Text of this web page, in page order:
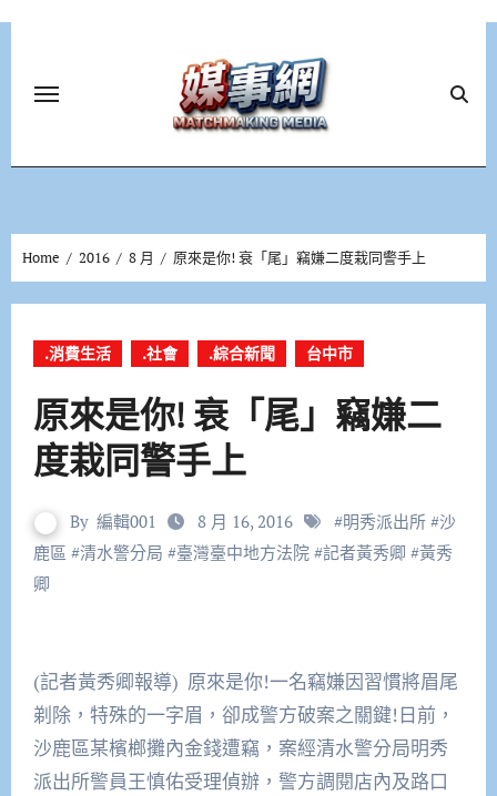
Home 2016 8 月 原來是你! 衰「尾」竊嫌二度栽同警手上
.消費生活 .社會 .綜合新聞 台中市
原來是你! 衰「尾」竊嫌二
度栽同警手上
By 編輯001 8 月 16, 2016 #明秀派出所 #沙
鹿區 #清水警分局 #臺灣臺中地方法院#記者黃秀卿 #黃秀
卿
(記者黃秀卿報導) 原來是你!一名竊嫌因習慣將眉尾
剃除，特殊的一字眉，卻成警方破案之關鍵!日前，
沙鹿區某檳榔攤內金錢遭竊，案經清水警分局明秀
派出所警員王慎佑受理偵辦，警方調閱店內及路口